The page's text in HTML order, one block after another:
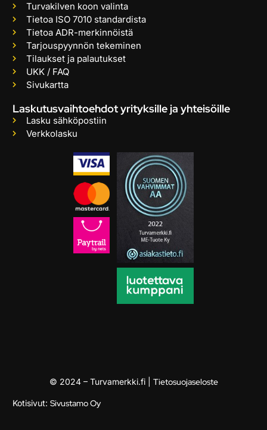
Turvakilven koon valinta
Tietoa ISO 7010 standardista
Tietoa ADR-merkinnöistä
Tarjouspyynnön tekeminen
Tilaukset ja palautukset
UKK / FAQ
Sivukartta
Laskutusvaihtoehdot yrityksille ja yhteisöille
Lasku sähköpostiin
Verkkolasku
© 2024 – Turvamerkki.fi | Tietosuojaseloste
Kotisivut: Sivustamo Oy